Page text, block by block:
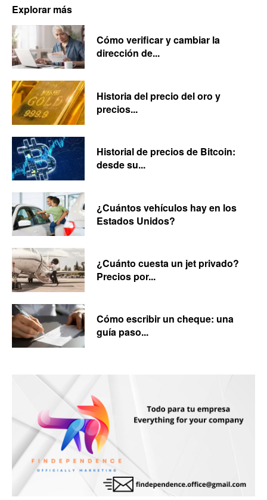
Explorar más
Cómo verificar y cambiar la
dirección de...
Historia del precio del oro y
precios...
Historial de precios de Bitcoin:
desde su...
¿Cuántos vehículos hay en los
Estados Unidos?
¿Cuánto cuesta un jet privado?
Precios por...
Cómo escribir un cheque: una
guía paso...